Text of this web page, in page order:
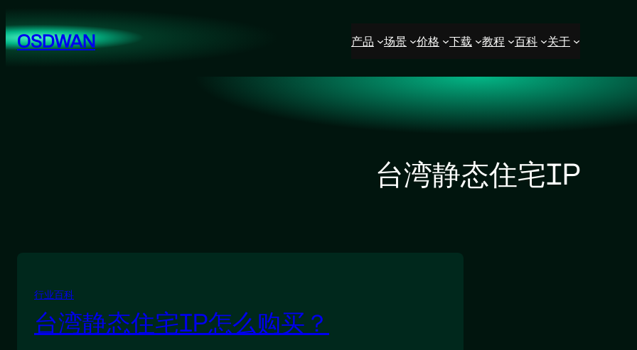
至
内OSDWAN 产品 场景 价格 下载 教程 百科 关于
台湾静态住宅IP
行业百科
台湾静态住宅IP怎么购买？